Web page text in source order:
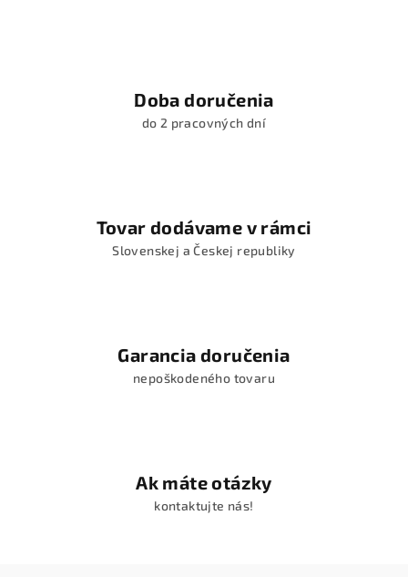
Doba doručenia
do 2 pracovných dní
Tovar dodávame v rámci
Slovenskej a Českej republiky
Garancia doručenia
nepoškodeného tovaru
Ak máte otázky
kontaktujte nás!